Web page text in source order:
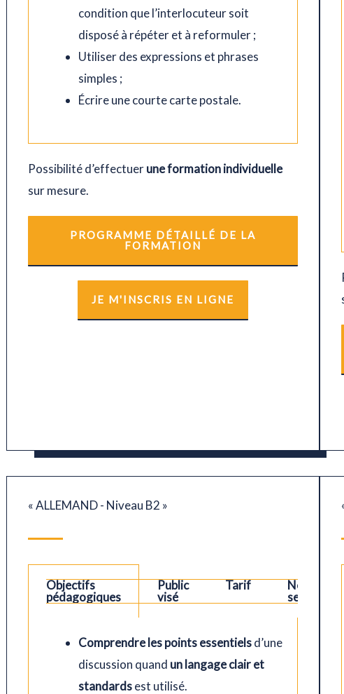
condition que l’interlocuteur soit
disposé à répéter et à reformuler ;
Utiliser des expressions et phrases
simples ;
Écrire une courte carte postale.
Possibilité d’effectuerune formation individuelle
sur mesure.
PROGRAMME DÉTAILLÉ DE LA
FORMATION
JE M'INSCRIS EN LIGNE
« ALLEMAND - Niveau B2 »
Objectifs
pédagogiques
Public
visé
Tarif
Nos
sessions
Comprendre les points essentielsd’une
discussion quand un langage clair et
standardsest utilisé.